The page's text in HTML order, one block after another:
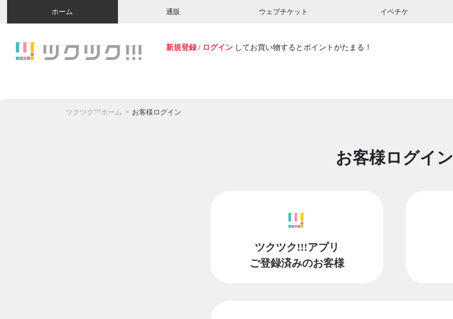
ホーム 通販 ウェブチケット イベチケ
新規登録 / ログイン してお買い物するとポイントがたまる！
ツクツク!!!ホーム お客様ログイン
お客様ログイン
ツクツク!!!アプリ
ご登録済みのお客様